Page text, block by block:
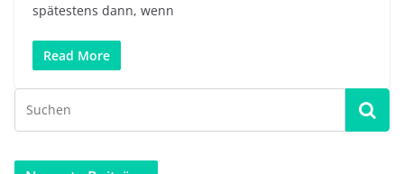
spätestens dann, wenn
Read More